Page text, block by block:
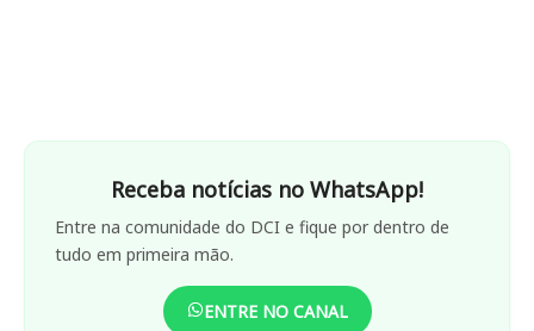
Receba notícias no WhatsApp!
Entre na comunidade do DCI e fique por dentro de
tudo em primeira mão.
ENTRE NO CANAL